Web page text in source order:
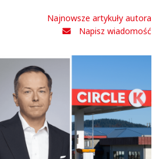
Najnowsze artykuły autora
Napisz wiadomość